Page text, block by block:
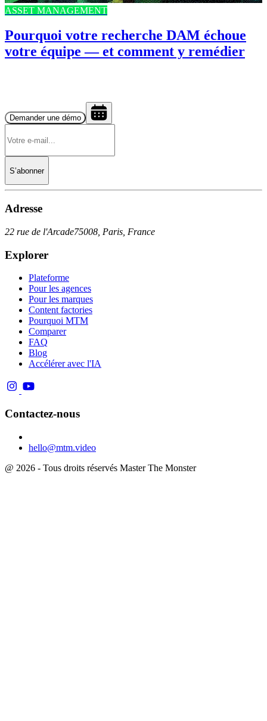
ASSET MANAGEMENT
Pourquoi votre recherche DAM échoue
votre équipe — et comment y remédier
Demander une démo
S’abonner
Adresse
22 rue de l'Arcade75008, Paris, France
Explorer
Plateforme
Pour les agences
Pour les marques
Content factories
Pourquoi MTM
Comparer
FAQ
Blog
Accélérer avec l'IA
Contactez-nous
hello@mtm.video
@ 2026 - Tous droits réservés Master The Monster